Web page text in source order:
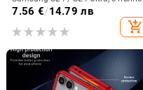
покритие и защита на камерата
7.56 €/14.79 лв
add_shopping_cart